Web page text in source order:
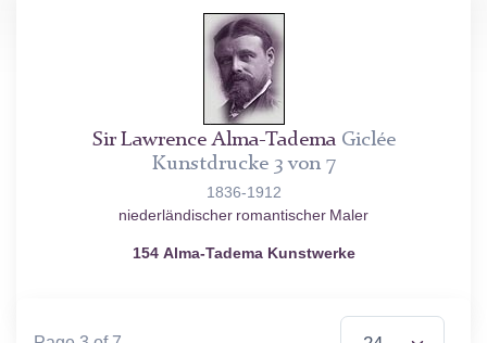
Sir Lawrence Alma-TademaGiclée
Kunstdrucke 3 von 7
1836-1912
niederländischer romantischer Maler
154 Alma-Tadema Kunstwerke
Items per Page